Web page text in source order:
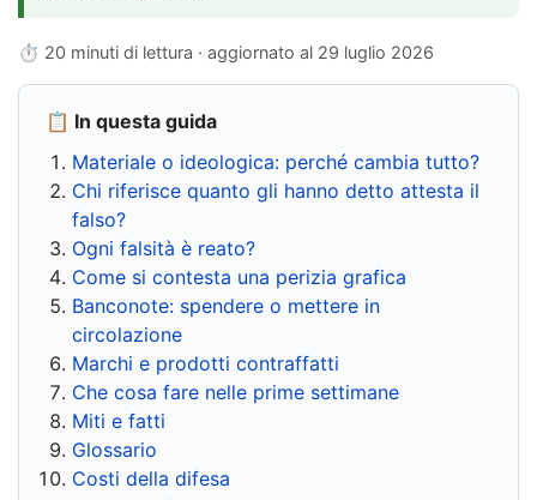
⏱ 20 minuti di lettura · aggiornato al 29 luglio 2026
📋 In questa guida
Materiale o ideologica: perché cambia tutto?
Chi riferisce quanto gli hanno detto attesta il
falso?
Ogni falsità è reato?
Come si contesta una perizia grafica
Banconote: spendere o mettere in
circolazione
Marchi e prodotti contraffatti
Che cosa fare nelle prime settimane
Miti e fatti
Glossario
Costi della difesa